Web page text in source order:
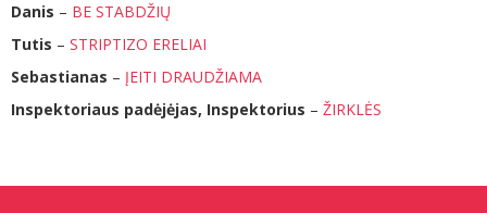
Danis – BE STABDŽIŲ
Tutis – STRIPTIZO ERELIAI
Sebastianas – ĮEITI DRAUDŽIAMA
Inspektoriaus padėjėjas, Inspektorius – ŽIRKLĖS